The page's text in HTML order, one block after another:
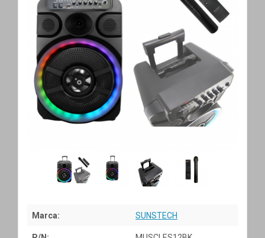
Marca: SUNSTECH